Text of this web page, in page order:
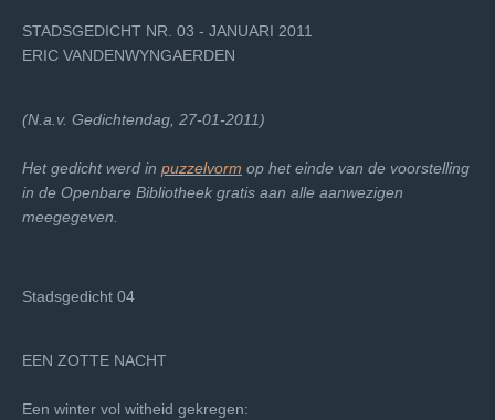
STADSGEDICHT NR. 03 - JANUARI 2011
ERIC VANDENWYNGAERDEN
(N.a.v. Gedichtendag, 27-01-2011)
Het gedicht werd in puzzelvorm op het einde van de voorstelling
in de Openbare Bibliotheek gratis aan alle aanwezigen
meegegeven.
Stadsgedicht 04
EEN ZOTTE NACHT
Een winter vol witheid gekregen: